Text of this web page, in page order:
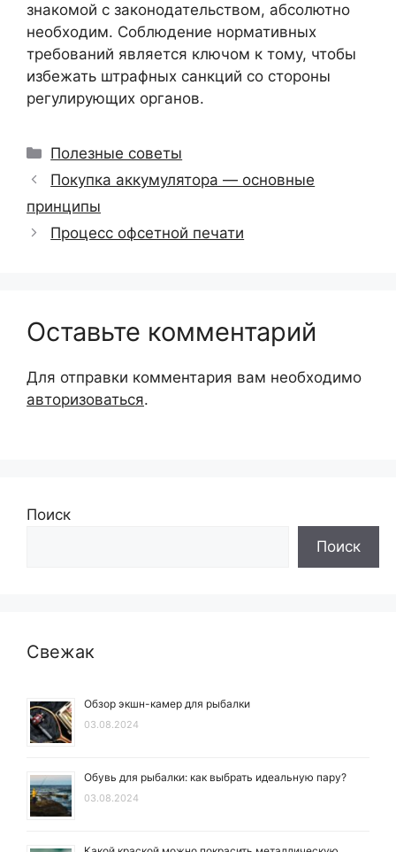
знакомой с законодательством, абсолютно
необходим. Соблюдение нормативных
требований является ключом к тому, чтобы
избежать штрафных санкций со стороны
регулирующих органов.
Рубрики
Полезные советы
Покупка аккумулятора — основные
принципы
Процесс офсетной печати
Оставьте комментарий
Для отправки комментария вам необходимо
авторизоваться.
Поиск
Поиск
Свежак
Обзор экшн-камер для рыбалки
03.08.2024
Обувь для рыбалки: как выбрать идеальную пару?
03.08.2024